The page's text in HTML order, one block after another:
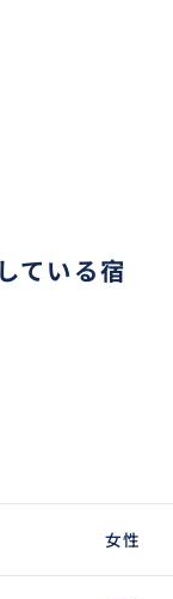
ている宿
女性